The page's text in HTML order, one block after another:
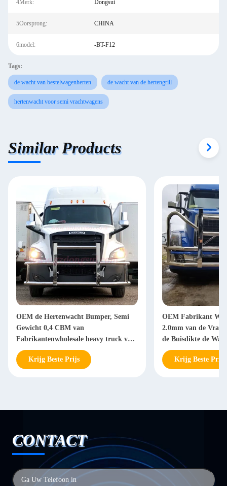
4Merk: Dongsui
5Oorsprong: CHINA
6model: -BT-F12
Tags:
de wacht van bestelwagenherten de wacht van de hertengrill
hertenwacht voor semi vrachtwagens
Similar Products
OEM de Hertenwacht Bumper, Semi
Gewicht 0,4 CBM van
Fabrikantenwholesale heavy truck van
de Grillwacht 33.5kg
Krijg Beste Prijs
OEM Fabrikant
2.0mm van de
de Buisdikte de
Guard voor Semi
Krijg Beste Prijs
CONTACT